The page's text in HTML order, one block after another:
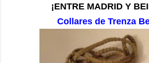
¡ENTRE MADRID Y
Collares de Trenza